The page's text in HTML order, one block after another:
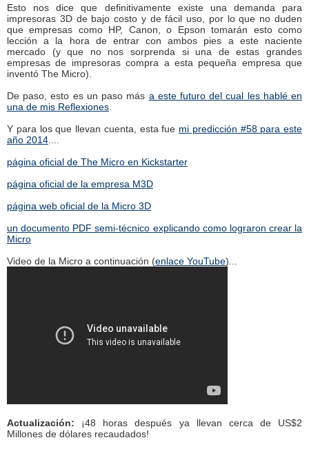
Esto nos dice que definitivamente existe una demanda para
impresoras 3D de bajo costo y de fácil uso, por lo que no duden
que empresas como HP, Canon, o Epson tomarán esto como
lección a la hora de entrar con ambos pies a este naciente
mercado (y que no nos sorprenda si una de estas grandes
empresas de impresoras compra a esta pequeña empresa que
inventó The Micro).
De paso, esto es un paso más a este futuro del cual les hablé en
una de mis Reflexiones
Y para los que llevan cuenta, esta fue mi predicción #58 para este
año 2014
página oficial de The Micro en Kickstarter
página oficial de la empresa M3D
página web oficial de la Micro 3D
un documento PDF semi-técnico explicando como lograron crear la
Micro
Video de la Micro a continuación (enlace YouTube)...
Actualización: ¡48 horas después ya llevan cerca de US$2
Millones de dólares recaudados!